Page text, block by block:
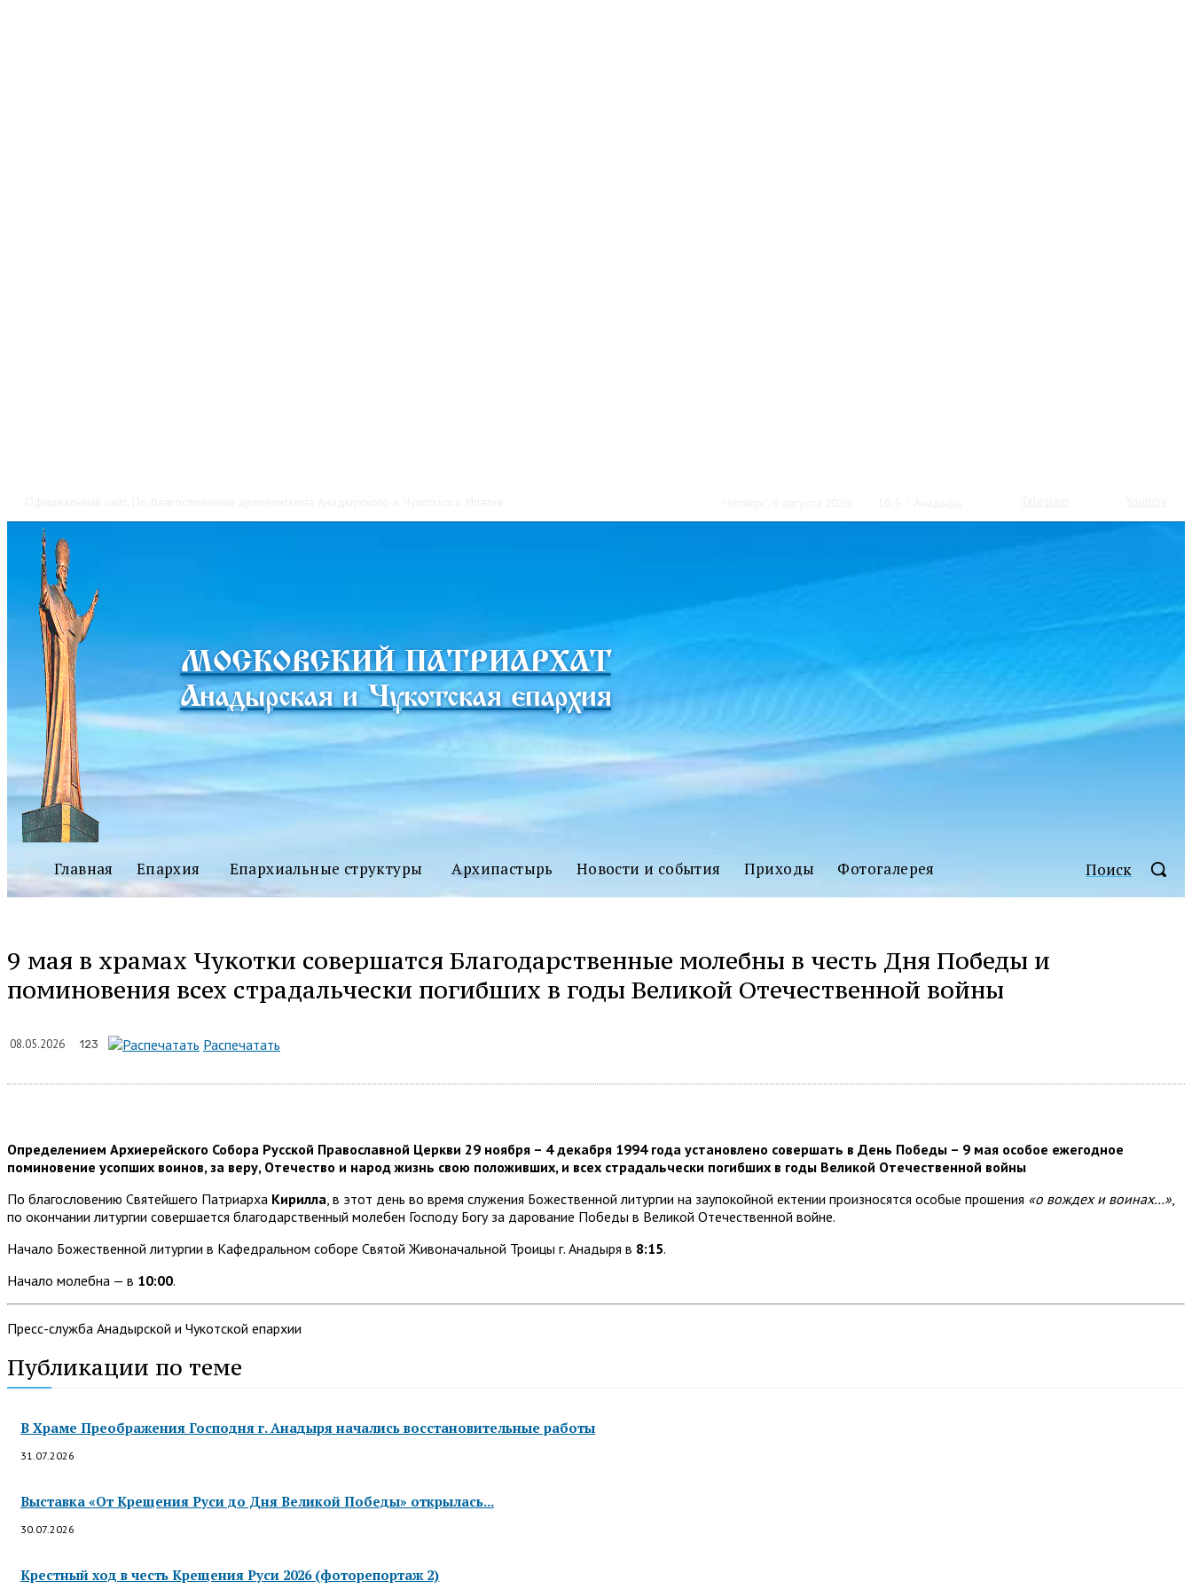
МОСКОВСКИЙ ПАТРИАРХАТ
Анадырская и Чукотская епархия
Главная Епархия Епархиальные структуры Архипастырь Новости и события Приходы Фотогалерея Поиск
9 мая в храмах Чукотки совершатся Благодарственные молебны в честь Дня Победы и
поминовения всех страдальчески погибших в годы Великой Отечественной войны
08.05.2026 123 Распечатать
Определением Архиерейского Собора Русской Православной Церкви 29 ноября – 4 декабря 1994 года установлено совершать в День Победы – 9 мая особое ежегодное
поминовение усопших воинов, за веру, Отечество и народ жизнь свою положивших, и всех страдальчески погибших в годы Великой Отечественной войны
По благословению Святейшего Патриарха Кирилла , в этот день во время служения Божественной литургии на заупокойной ектении произносятся особые прошения «о вождех и воинах…»
по окончании литургии совершается благодарственный молебен Господу Богу за дарование Победы в Великой Отечественной войне.
Начало Божественной литургии в Кафедральном соборе Святой Живоначальной Троицы г. Анадыря в 8:15.
Начало молебна — в 10:00.
Пресс-служба Анадырской и Чукотской епархии
Публикации по теме
В Храме Преображения Господня г. Анадыря начались восстановительные работы
31.07.2026
Выставка «От Крещения Руси до Дня Великой Победы» открылась...
30.07.2026
Крестный ход в честь Крещения Руси 2026 (фоторепортаж 2)